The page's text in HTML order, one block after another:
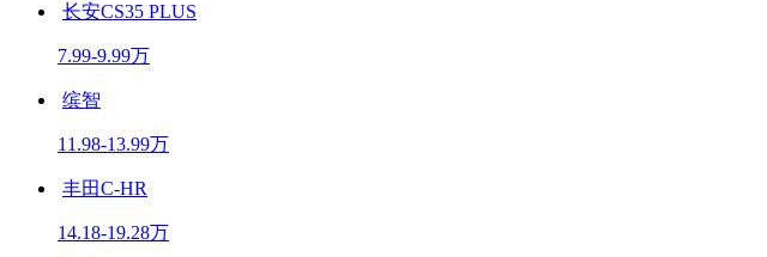
长安CS35 PLUS
7.99-9.99万
缤智
11.98-13.99万
丰田C-HR
14.18-19.28万